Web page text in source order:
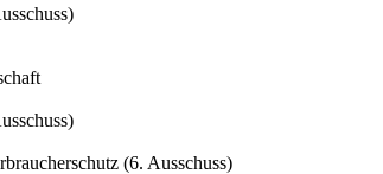
(6. Ausschuss)